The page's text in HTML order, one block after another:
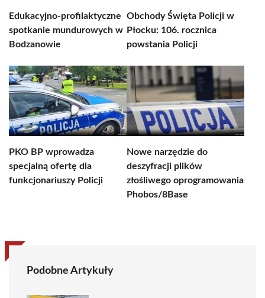
Edukacyjno-profilaktyczne
spotkanie mundurowych w
Bodzanowie
Obchody Święta Policji w
Płocku: 106. rocznica
powstania Policji
PKO BP wprowadza
specjalną ofertę dla
funkcjonariuszy Policji
Nowe narzędzie do
deszyfracji plików
złośliwego oprogramowania
Phobos/8Base
Podobne Artykuły